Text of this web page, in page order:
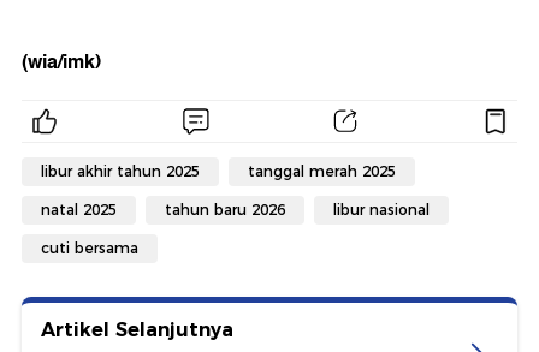
(wia/imk)
libur akhir tahun 2025 tanggal merah 2025
natal 2025 tahun baru 2026 libur nasional
cuti bersama
Artikel Selanjutnya